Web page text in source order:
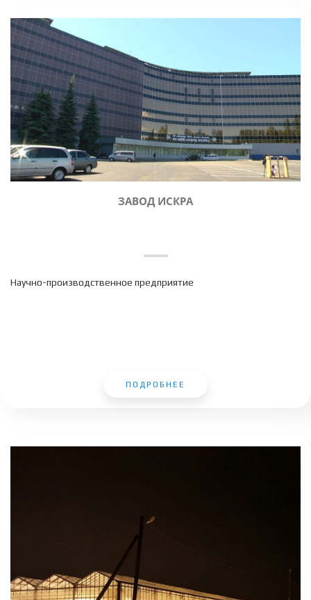
ЗАВОД ИСКРА
Научно-производственное предприятие
ПОДРОБНЕЕ